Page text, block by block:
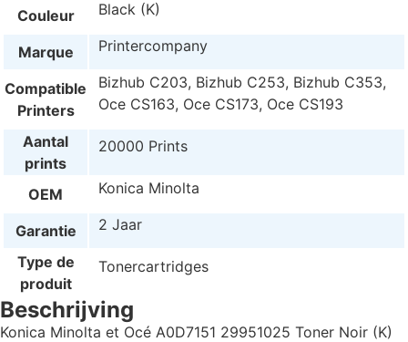
Couleur Black (K)
Marque Printercompany
Compatible
Printers
Bizhub C203, Bizhub C253, Bizhub C353,
Oce CS163, Oce CS173, Oce CS193
Aantal
prints
20000 Prints
OEM Konica Minolta
Garantie 2 Jaar
Type de
produit
Tonercartridges
Beschrijving
Konica Minolta et Océ A0D7151 29951025 Toner Noir (K)